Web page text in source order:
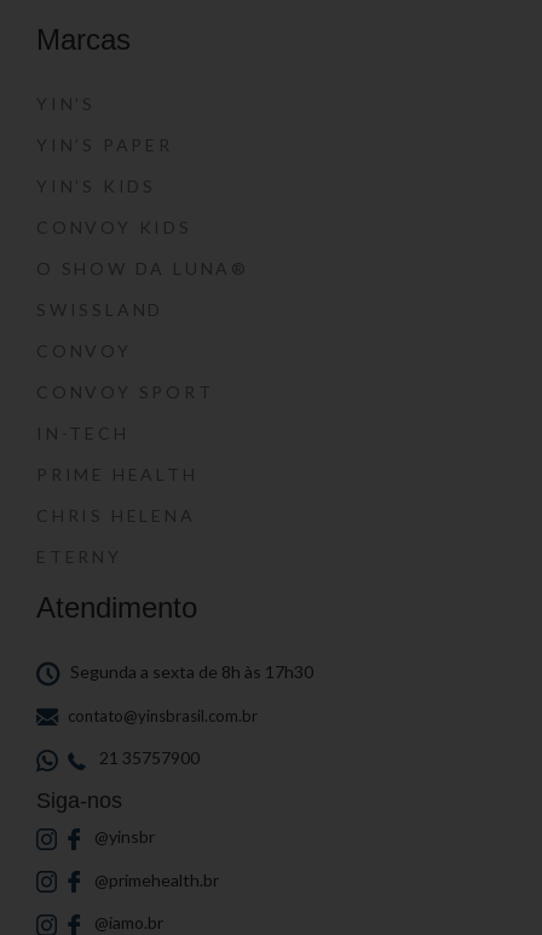
Marcas
YIN’S
YIN’S PAPER
YIN’S KIDS
CONVOY KIDS
O SHOW DA LUNA®
SWISSLAND
CONVOY
CONVOY SPORT
IN-TECH
PRIME HEALTH
CHRIS HELENA
ETERNY
Atendimento
Segunda a sexta de 8h às 17h30
contato@yinsbrasil.com.br
21 35757900
Siga-nos
@yinsbr
@primehealth.br
@iamo.br